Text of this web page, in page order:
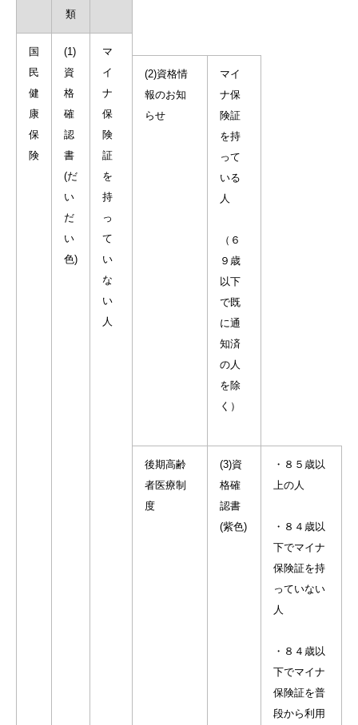
類
国
民
健
康
保
険
(1)
資
格
確
認
書
(だ
い
だ
い
色)
マ
イ
ナ
保
険
証
を
持
っ
て
い
な
い
人
(2)資格情
報のお知
らせ
マイ
ナ保
険証
を持
って
いる
人
（６
９歳
以下
で既
に通
知済
の人
を除
く）
後期高齢
者医療制
度
(3)資
格確
認書
(紫色)
・８５歳以
上の人
・８４歳以
下でマイナ
保険証を持
っていない
人
・８４歳以
下でマイナ
保険証を普
段から利用